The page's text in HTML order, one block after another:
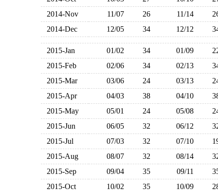
2014-Nov
11/07 26 11/14
2014-Dec
12/05 34 12/12
2015-Jan 01/02 34 01/09
2015-Feb
02/06 34 02/13
2015-Mar
03/06 24 03/13
2015-Apr
04/03 38 04/10
2015-May
05/01 24 05/08
2015-Jun
06/05 32 06/12
2015-Jul
07/03 32 07/10
2015-Aug
08/07 32 08/14
2015-Sep
09/04 35 09/11
2015-Oct
10/02 35 10/09